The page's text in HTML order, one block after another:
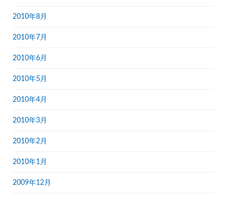
2010年8月
2010年7月
2010年6月
2010年5月
2010年4月
2010年3月
2010年2月
2010年1月
2009年12月